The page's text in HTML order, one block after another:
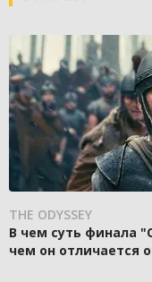
THE ODYSSEY
В чем суть финала
чем он отличается